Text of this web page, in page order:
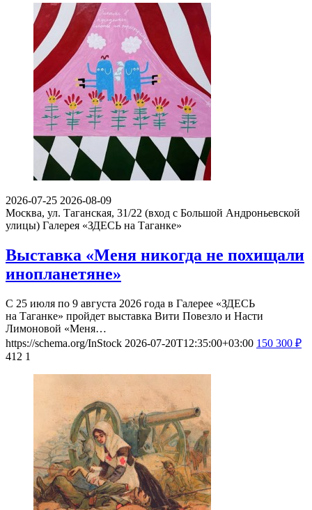
2026-07-25 2026-08-09
Москва, ул. Таганская, 31/22 (вход с Большой Андроньевской
улицы) Галерея «ЗДЕСЬ на Таганке»
Выставка «Меня никогда не похищали
инопланетяне»
С 25 июля по 9 августа 2026 года в Галерее «ЗДЕСЬ
на Таганке» пройдет выставка Вити Повезло и Насти
Лимоновой «Меня…
https://schema.org/InStock 2026-07-20T12:35:00+03:00 150 300 ₽
412 1